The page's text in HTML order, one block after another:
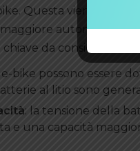
Questa viene
autonomia,
da considerare
bike possono essere
al litio sono
: la tensione della
e una capacità